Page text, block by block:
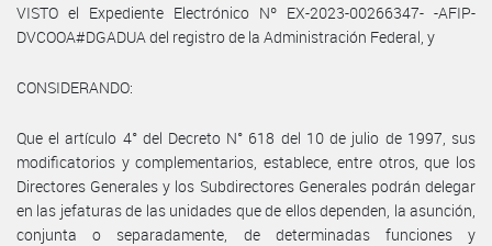
VISTO el Expediente Electrónico Nº EX-2023-00266347- -AFIP-
DVCOOA#DGADUA del registro de la Administración Federal, y
CONSIDERANDO:
Que el artículo 4° del Decreto N° 618 del 10 de julio de 1997, sus
modificatorios y complementarios, establece, entre otros, que los
Directores Generales y los Subdirectores Generales podrán delegar
en las jefaturas de las unidades que de ellos dependen, la asunción,
conjunta o separadamente, de determinadas funciones y